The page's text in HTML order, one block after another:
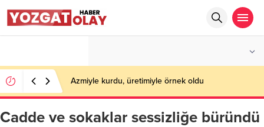
Azmiyle kurdu, üretimiyle örnek oldu
Cadde ve sokaklar sessizliğe büründü